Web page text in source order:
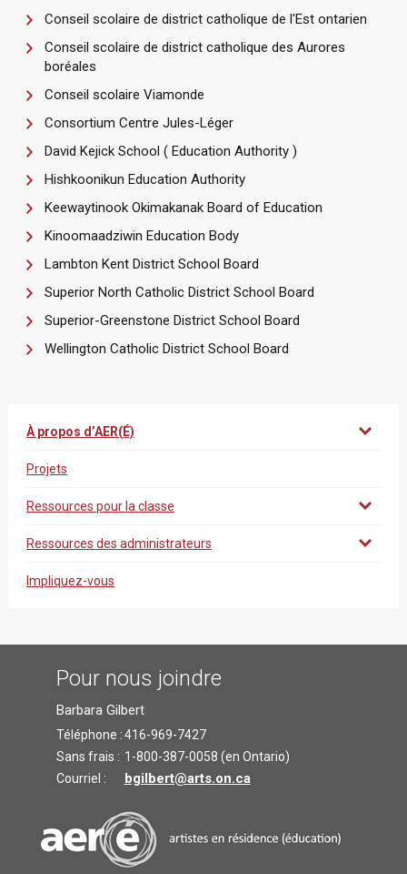
Conseil scolaire de district catholique de l'Est ontarien
Conseil scolaire de district catholique des Aurores
boréales
Conseil scolaire Viamonde
Consortium Centre Jules-Léger
David Kejick School ( Education Authority )
Hishkoonikun Education Authority
Keewaytinook Okimakanak Board of Education
Kinoomaadziwin Education Body
Lambton Kent District School Board
Superior North Catholic District School Board
Superior-Greenstone District School Board
Wellington Catholic District School Board
À propos d’AER(É)
Projets
Ressources pour la classe
Ressources des administrateurs
Impliquez-vous
Pour nous joindre
Barbara Gilbert
Téléphone :
Sans frais :
Courriel :
416-969-7427
1-800-387-0058 (en Ontario)
bgilbert@arts.on.ca